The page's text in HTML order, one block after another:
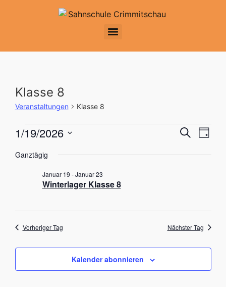
Klasse 8
Veranstaltungen Klasse 8
Suche
SucheTag
1/19/2026
wählen.
Ganztägig
Winterlager Klasse 8
Januar 19 -Januar 23
Vorheriger Tag Nächster Tag
Kalender abonnieren